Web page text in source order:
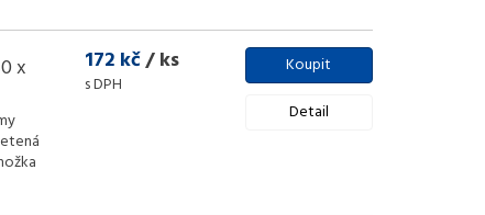
x 172 kč/ ks
s DPH
Koupit
Detail